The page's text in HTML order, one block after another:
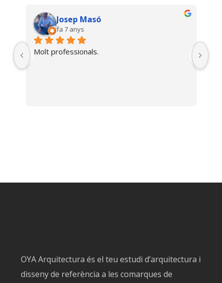
Josep Masó
fa 7 anys
Molt professionals.
OYA Arquitectura és el teu estudi d’arquitectura i
disseny de referència a les comarques de